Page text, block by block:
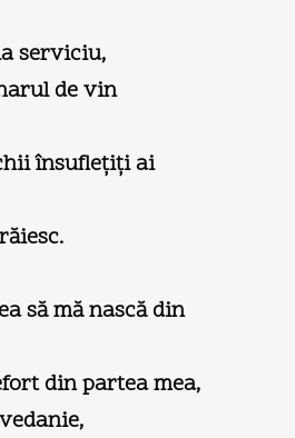
serviciu,
de vin
însufleţiţi ai
să mă nască din
din partea mea,